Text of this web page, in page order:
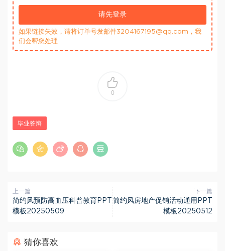
请先登录
如果链接失效，请将订单号发邮件3204167195@qq.com，我
们会帮您处理
0
毕业答辩
上一篇
简约风预防高血压科普教育PPT
模板20250509
下一篇
简约风房地产促销活动通用PPT
模板20250512
猜你喜欢